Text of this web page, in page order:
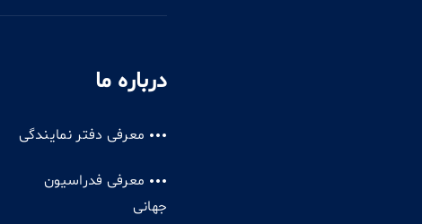
درباره ما
معرفی دفتر نمایندگی
معرفی فدراسیون
جهانی